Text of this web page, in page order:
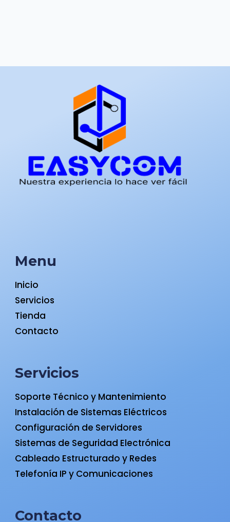
Menu
Inicio
Servicios
Tienda
Contacto
Servicios
Soporte Técnico y Mantenimiento
Instalación de Sistemas Eléctricos
Configuración de Servidores
Sistemas de Seguridad Electrónica
Cableado Estructurado y Redes
Telefonía IP y Comunicaciones
Contacto